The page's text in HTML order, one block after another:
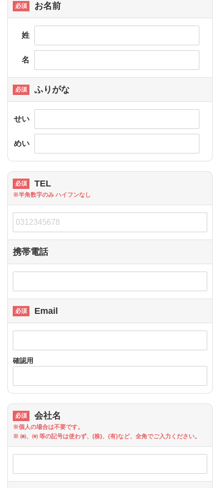
お名前
姓
名
ふりがな
せい
めい
TEL
※半角数字のみ ハイフンなし
携帯電話
Email
確認用
会社名
※個人の場合は不要です。
※ ㈱、㈲ 等の記号は使わず、(株)、(有)など、全角でご入力ください。